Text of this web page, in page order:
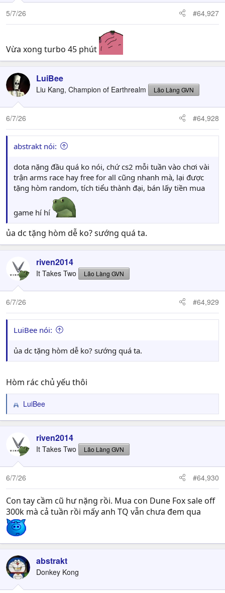
5/7/26 #64,927
Vừa xong turbo 45 phút
LuiBee
Liu Kang, Champion of Earthrealm Lão Làng GVN
6/7/26 #64,928
abstrakt nói:
dota nặng đầu quá ko nói, chứ cs2 mỗi tuần vào chơi vài
trận arms race hay free for all cũng nhanh mà, lại được
tặng hòm random, tích tiểu thành đại, bán lấy tiền mua
game hí hí
ủa dc tặng hòm dễ ko? sướng quá ta.
riven2014
It Takes Two Lão Làng GVN
6/7/26 #64,929
LuiBee nói:
ủa dc tặng hòm dễ ko? sướng quá ta.
Hòm rác chủ yếu thôi
R
e
c
o
n
s
LuiBee
riven2014
It Takes Two Lão Làng GVN
6/7/26 #64,930
Con tay cầm cũ hư nặng rồi. Mua con Dune Fox sale off
300k mà cả tuần rồi mấy anh TQ vẫn chưa đem qua
abstrakt
Donkey Kong